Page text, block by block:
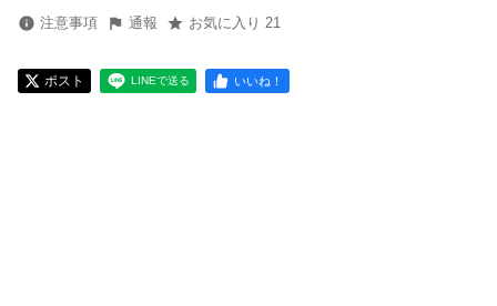
注意事項 通報 お気に入り 21
ポスト LINEで送る いいね！